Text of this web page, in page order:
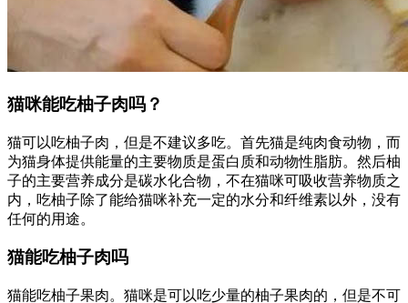
猫咪能吃柚子肉吗？
猫可以吃柚子肉，但是不建议多吃。首先猫是纯肉食动物，而
为猫身体提供能量的主要物质是蛋白质和动物性脂肪。然后柚
子的主要营养成分是碳水化合物，不在猫咪可吸收营养物质之
内，吃柚子除了能给猫咪补充一定的水分和纤维素以外，没有
任何的用途。
猫能吃柚子肉吗
猫能吃柚子果肉。猫咪是可以吃少量的柚子果肉的，但是不可